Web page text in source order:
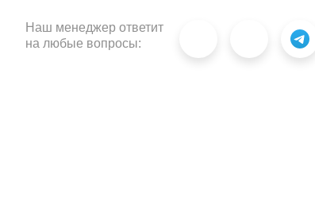
Наш менеджер ответит
на любые вопросы: